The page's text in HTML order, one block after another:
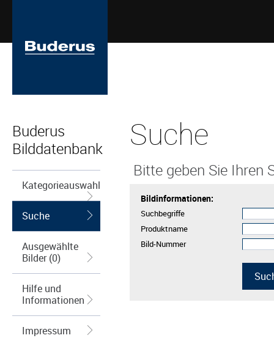
Buderus
Bilddatenbank
Kategorieauswahl
Suche
Ausgewählte
Bilder (0)
Hilfe und
Informationen
Impressum
Suche
Bitte geben Sie Ihren
Bildinformationen:
Suchbegriffe
Produktname
Bild-Nummer